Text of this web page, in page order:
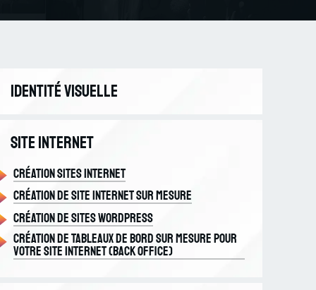
Identité Visuelle
Logo
Site internet
Création sites internet
Création de site internet sur mesure
Création de sites Wordpress
Création de tableaux de bord sur mesure pour
votre site internet (back office)